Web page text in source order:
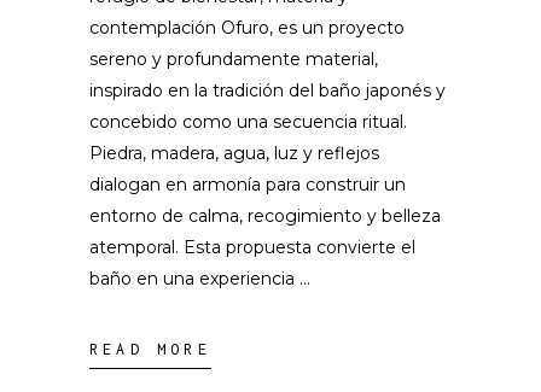
contemplación Ofuro, es un proyecto
sereno y profundamente material,
inspirado en la tradición del baño japonés y
concebido como una secuencia ritual.
Piedra, madera, agua, luz y reflejos
dialogan en armonía para construir un
entorno de calma, recogimiento y belleza
atemporal. Esta propuesta convierte el
baño en una experiencia
READ MORE